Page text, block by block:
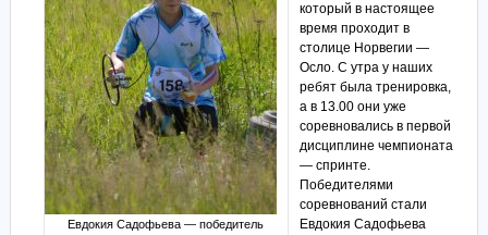
Евдокия Садофьева — победитель
который в настоящее
время проходит в
столице Норвегии —
Осло. С утра у наших
ребят была тренировка,
а в 13.00 они уже
соревновались в первой
дисциплине чемпионата
— спринте.
Победителями
соревнований стали
Евдокия Садофьева